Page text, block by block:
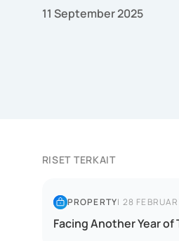
11 September 2025
RISET TERKAIT
PROPERTY| 28
Facing Another Year of